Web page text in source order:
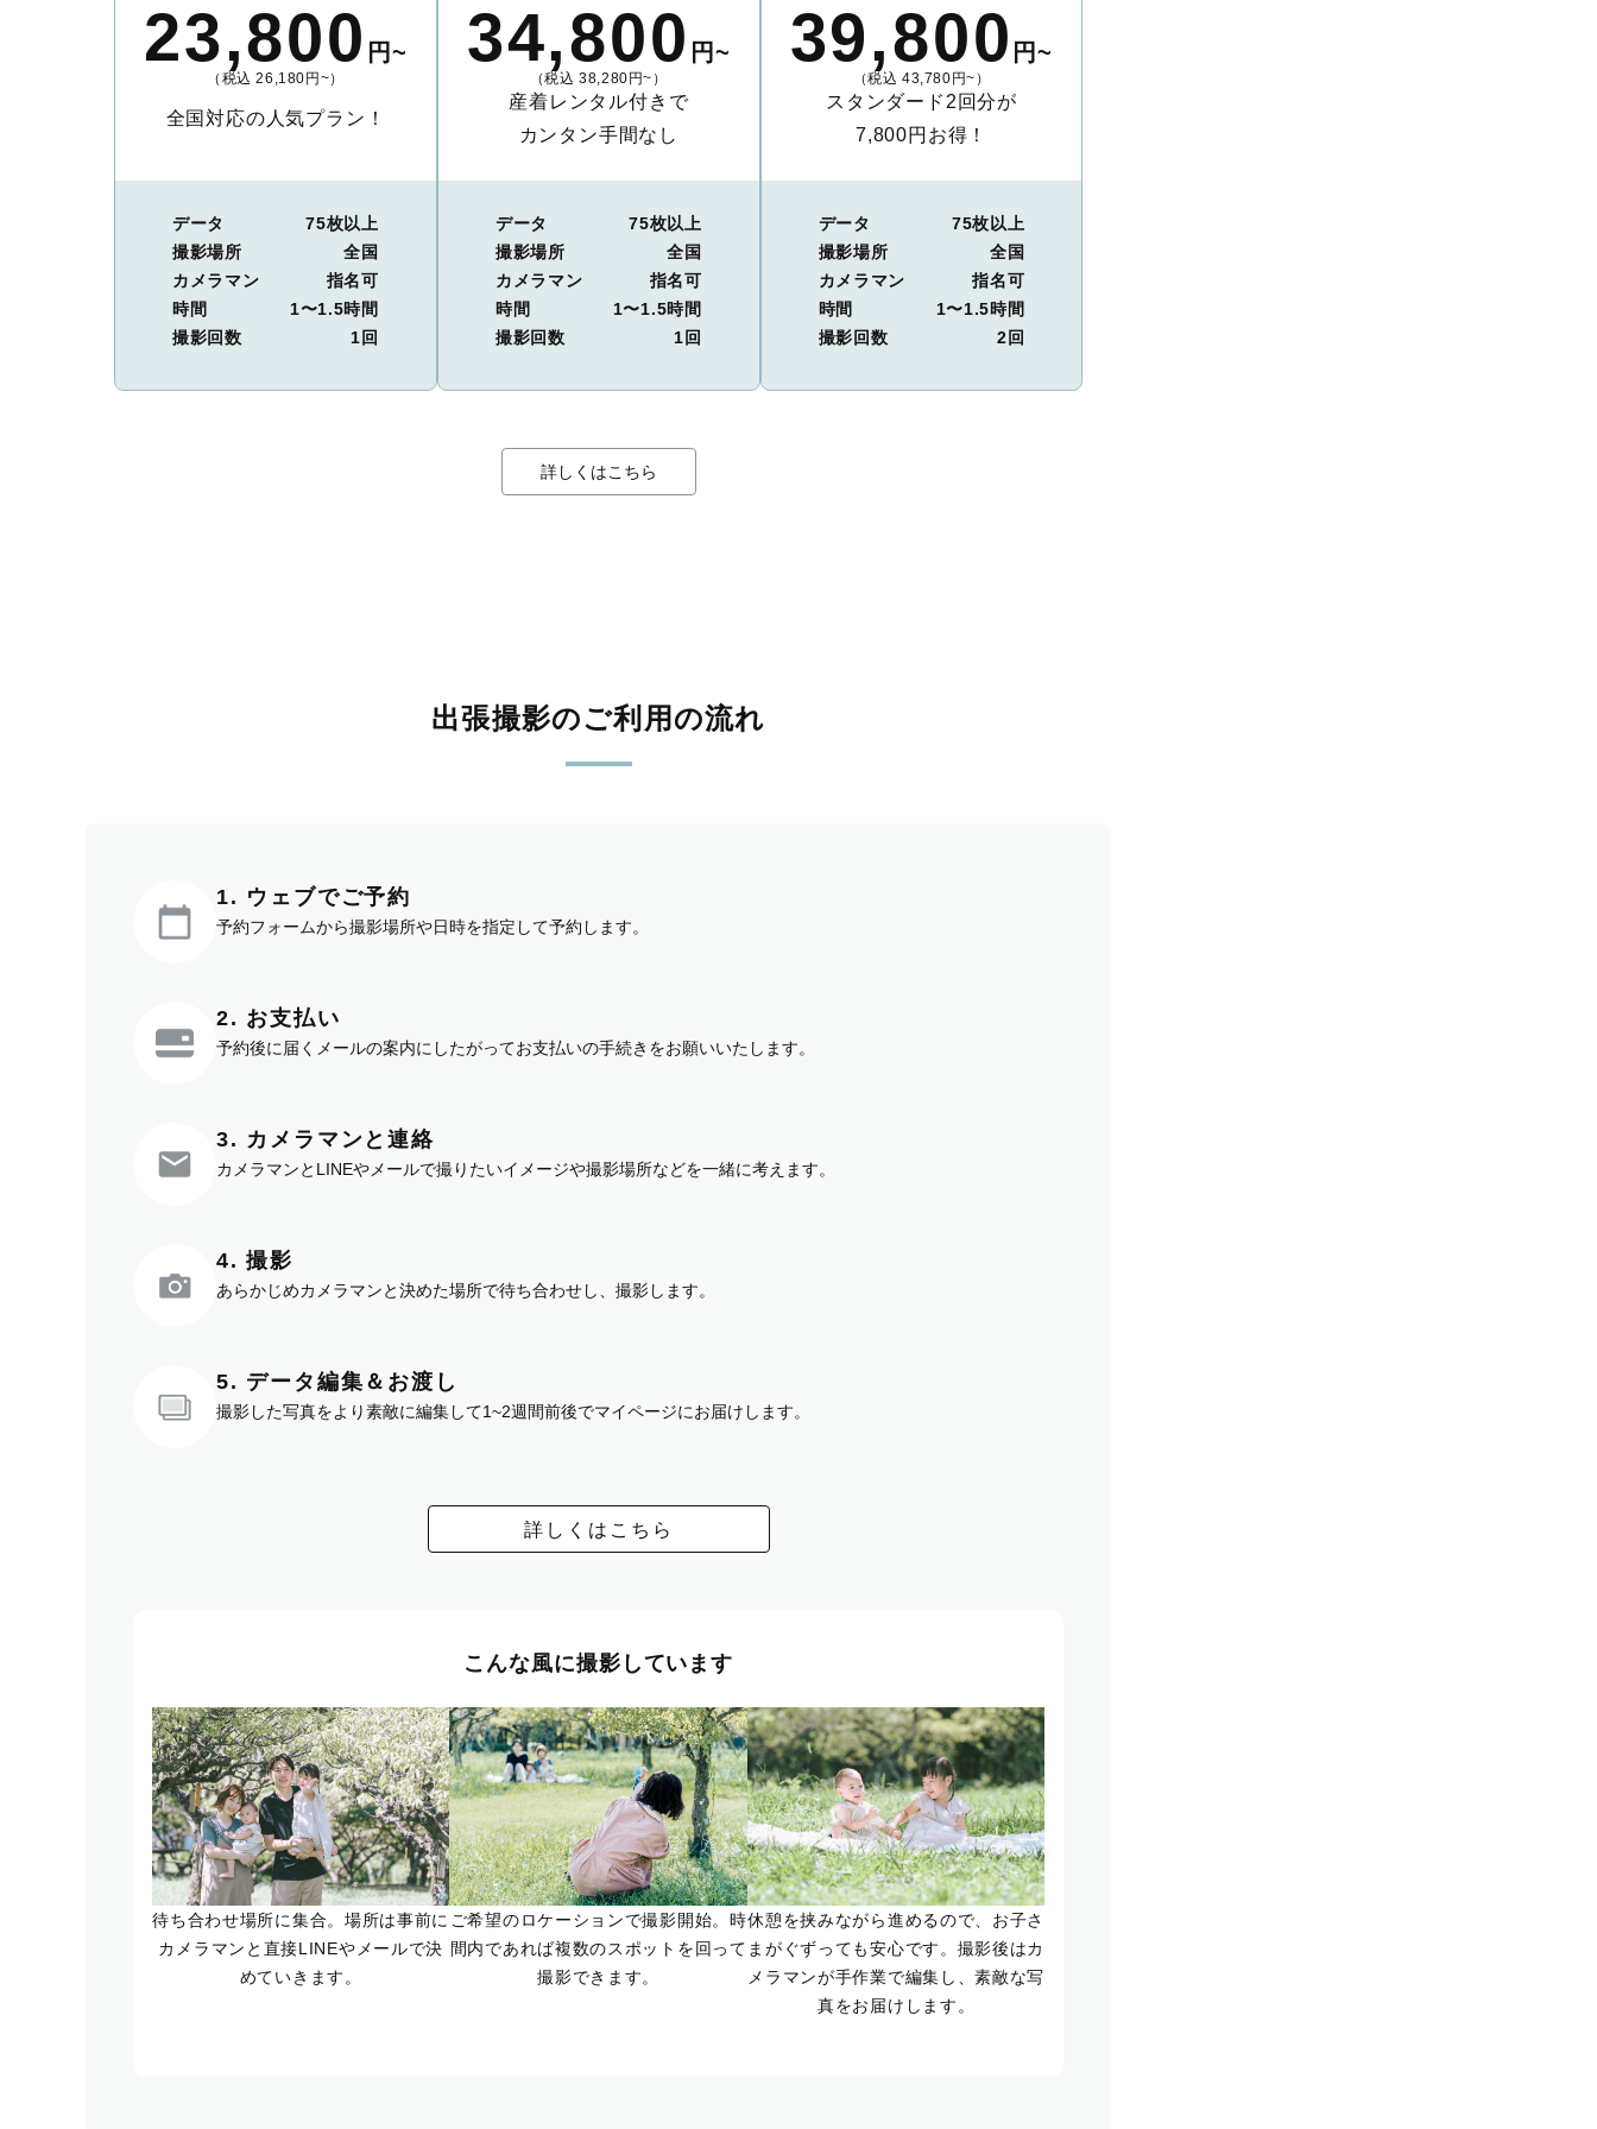
23,800 円~
（税込 26,180円~）
全国対応の人気プラン！
データ
75枚以上
撮影場所
全国
カメラマン
指名可
時間
1〜1.5時間
撮影回数
1回
34,800 円~
（税込 38,280円~）
産着レンタル付きで
カンタン手間なし
データ
75枚以上
撮影場所
全国
カメラマン
指名可
時間
1〜1.5時間
撮影回数
1回
39,800 円~
（税込 43,780円~）
スタンダード2回分が
7,800円お得！
データ
75枚以上
撮影場所
全国
カメラマン
指名可
時間
1〜1.5時間
撮影回数
2回
詳しくはこちら
出張撮影のご利用の流れ
1. ウェブでご予約
予約フォームから撮影場所や日時を指定して予約します。
2. お支払い
予約後に届くメールの案内にしたがってお支払いの手続きをお願いいたします。
3. カメラマンと連絡
カメラマンとLINEやメールで撮りたいイメージや撮影場所などを一緒に考えます。
4. 撮影
あらかじめカメラマンと決めた場所で待ち合わせし、撮影します。
5. データ編集＆お渡し
撮影した写真をより素敵に編集して1~2週間前後でマイページにお届けします。
詳しくはこちら
こんな風に撮影しています
待ち合わせ場所に集合。場所は事前に
カメラマンと直接LINEやメールで決
めていきます。
ご希望のロケーションで撮影開始。時
間内であれば複数のスポットを回って
撮影できます。
休憩を挟みながら進めるので、お子さ
まがぐずっても安心です。撮影後はカ
メラマンが手作業で編集し、素敵な写
真をお届けします。